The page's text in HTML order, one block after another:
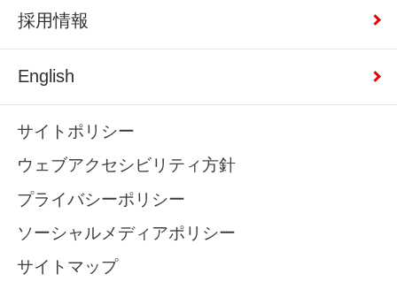
採用情報
English
サイトポリシー
ウェブアクセシビリティ方針
プライバシーポリシー
ソーシャルメディアポリシー
サイトマップ